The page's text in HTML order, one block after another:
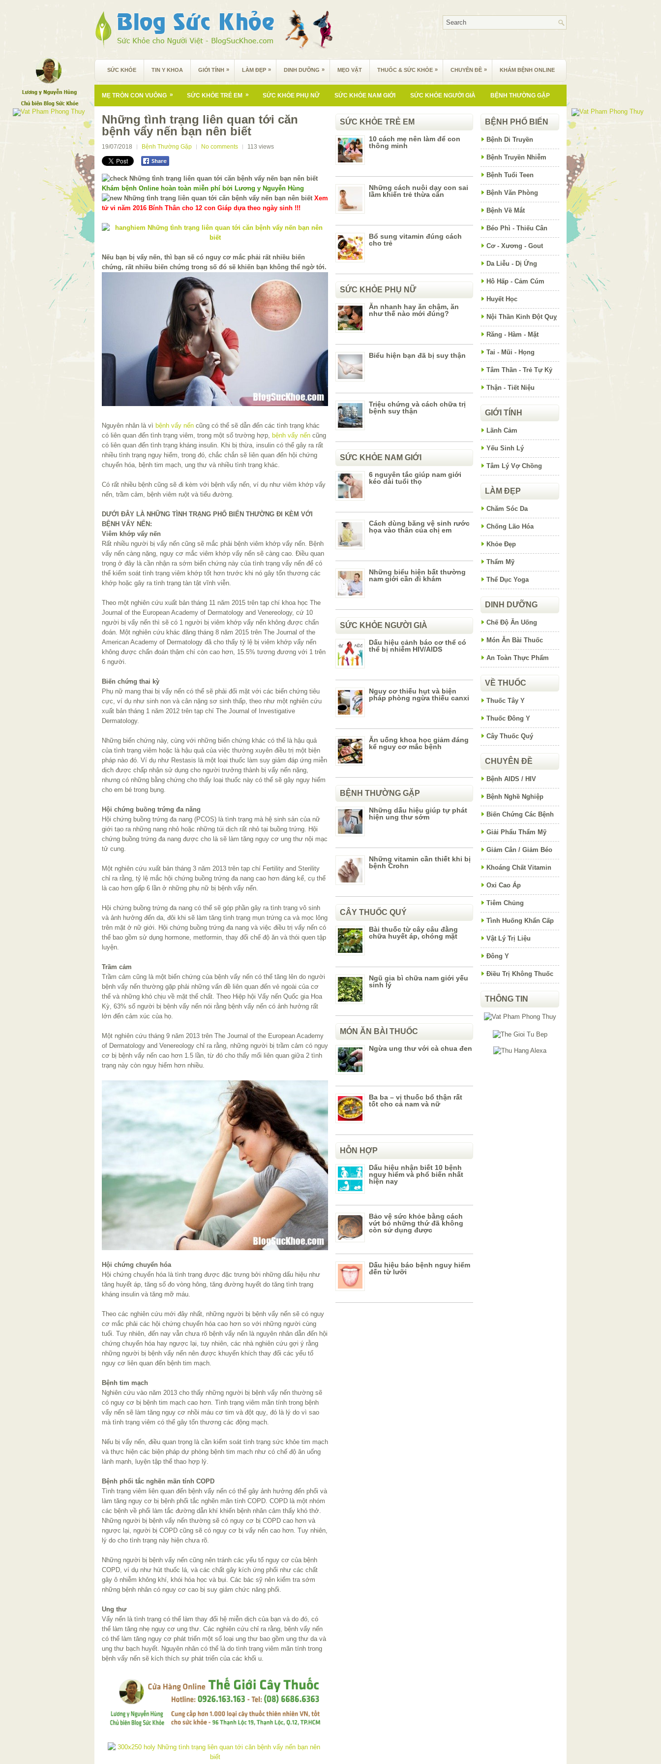
SỨC KHỎE TIN Y KHOA GIỚI TÍNH » LÀM ĐẸP » DINH DƯỠNG » MẸO VẶT THUỐC & SỨC KHỎE » CHUYÊN ĐỀ » KHÁM BỆNH ONLINE
MẸ TRÒN CON VUÔNG » SỨC KHỎE TRẺ EM » SỨC KHỎE PHỤ NỮ SỨC KHỎE NAM GIỚI SỨC KHỎE NGƯỜI GIÀ BỆNH THƯỜNG GẶP
Những tình trạng liên quan tới căn
bệnh vẩy nến bạn nên biết
19/07/2018 Bệnh Thường Gặp No comments 113 views
Khám bệnh Online hoàn toàn miễn phí bởi Lương y Nguyễn Hùng
Xem
tử vi năm 2016 Bính Thân cho 12 con Giáp dựa theo ngày sinh !!!
Nếu bạn bị vẩy nến, thì bạn sẽ có nguy cơ mắc phải rất nhiều biến
chứng, rất nhiều biến chứng trong số đó sẽ khiến bạn không thể ngờ tới.
Nguyên nhân là vì bệnh vẩy nến cũng có thể sẽ dẫn đến các tình trạng khác
có liên quan đến tình trạng viêm, trong một số trường hợp,
bệnh vẩy nến cũng
có liên quan đến tình trạng kháng insulin. Khi bị thừa, insulin có thể gây ra rất
nhiều tình trạng nguy hiểm, trong đó, chắc chắn sẽ liên quan đến hội chứng
chuyển hóa, bệnh tim mạch, ung thư và nhiều tình trạng khác.
Có rất nhiều bệnh cũng sẽ đi kèm với bệnh vẩy nến, ví dụ như viêm khớp vẩy
nến, trầm cảm, bệnh viêm ruột và tiểu đường.
DƯỚI ĐÂY LÀ NHỮNG TÌNH TRẠNG PHỔ BIẾN THƯỜNG ĐI KÈM VỚI
BỆNH VẨY NẾN:
Viêm khớp vẩy nến
Rất nhiều người bị vẩy nến cũng sẽ mắc phải bệnh viêm khớp vẩy nến. Bệnh
vẩy nến càng nặng, nguy cơ mắc viêm khớp vẩy nến sẽ càng cao. Điều quan
trọng ở đây là cần nhận ra sớm biến chứng này của tình trạng vẩy nến để có
thể kiểm soát tình trạng viêm khớp tốt hơn trước khi nó gây tổn thương các
khớp hoặc gây ra tình trạng tàn tật vĩnh viễn.
Theo một nghiên cứu xuất bản tháng 11 năm 2015 trên tạp chí khoa học The
Journal of the European Academy of Dermatology and Venereology, cứ 10
người bị vẩy nến thì sẽ có 1 người bị viêm khớp vẩy nến không được chẩn
đoán. Một nghiên cứu khác đăng tháng 8 năm 2015 trên The Journal of the
American Academy of Dermatology đã cho thấy tỷ lệ bị viêm khớp vẩy nến
không được chẩn đoán thậm chí còn cao hơn, 15.5% tương đương với 1 trên
6 người.
Biến chứng thai kỳ
Phụ nữ mang thai bị vẩy nến có thể sẽ phải đối mặt với các biến chứng tiêu
cực, ví dụ như sinh non và cân nặng sơ sinh thấp, theo như một nghiên cứu
xuất bản tháng 1 năm 2012 trên tạp chí The Journal of Investigative
Dermatology.
Những biến chứng này, cùng với những biến chứng khác có thể là hậu quả
của tình trạng viêm hoặc là hậu quả của việc thường xuyên điều trị một biện
pháp nào đó. Ví dụ như Restasis là một loại thuốc làm suy giảm đáp ứng miễn
dịch được chấp nhận sử dụng cho người trưởng thành bị vẩy nến nặng,
nhưng có những bằng chứng cho thấy loại thuốc này có thể sẽ gây nguy hiểm
cho em bé trong bụng.
Hội chứng buồng trứng đa năng
Hội chứng buồng trứng đa nang (PCOS) là tình trạng mà hệ sinh sản của nữ
giới tạo ra những nang nhỏ hoặc những túi dịch rất nhỏ tại buồng trứng. Hội
chứng buồng trứng đa nang được cho là sẽ làm tăng nguy cơ ung thư nội mạc
tử cung.
Một nghiên cứu xuất bản tháng 3 năm 2013 trên tạp chí Fertility and Sterility
chỉ ra rằng, tỷ lệ mắc hội chứng buồng trứng đa nang cao hơn đáng kể, cụ thể
là cao hơn gấp 6 lần ở những phụ nữ bị bệnh vẩy nến.
Hội chứng buồng trứng đa nang có thể sẽ góp phần gây ra tình trạng vô sinh
và ảnh hưởng đến da, đôi khi sẽ làm tăng tình trạng mụn trứng ca và mọc lông
trên mặt ở nữ giới. Hội chứng buồng trứng đa nang và việc điều trị vẩy nến có
thể bao gồm sử dụng hormone, metformin, thay đổi chế độ ăn và thói quen tập
luyện.
Trầm cảm
Trầm cảm cũng là một biến chứng của bệnh vẩy nến có thể tăng lên do người
bệnh vẩy nến thường gặp phải những vấn đề liên quan đến vẻ ngoài của cơ
thể và những khó chịu về mặt thể chất. Theo Hiệp hội Vẩy nến Quốc gia Hoa
Kỳ, 63% số người bị bệnh vẩy nến nói rằng bệnh vẩy nến có ảnh hưởng rất
lớn đến cảm xúc của họ.
Một nghiên cứu tháng 9 năm 2013 trên The Journal of the European Academy
of Dermatology and Venereology chỉ ra rằng, những người bị trầm cảm có nguy
cơ bị bệnh vẩy nến cao hơn 1.5 lần, từ đó cho thấy mối liên quan giữa 2 tình
trạng này còn nguy hiểm hơn nhiều.
Hội chứng chuyển hóa
Hội chứng chuyển hóa là tình trạng được đặc trưng bởi những dấu hiệu như
tăng huyết áp, tăng số đo vòng hông, tăng đường huyết do tăng tình trạng
kháng insulin và tăng mỡ máu.
Theo các nghiên cứu mới đây nhất, những người bị bệnh vẩy nến sẽ có nguy
cơ mắc phải các hội chứng chuyển hóa cao hơn so với những người cùng
tuổi. Tuy nhiên, đến nay vẫn chưa rõ bệnh vẩy nến là nguyên nhân dẫn đến hội
chứng chuyển hóa hay ngược lại, tuy nhiên, các nhà nghiên cứu gợi ý rằng
những người bị bệnh vẩy nến nên được khuyến khích thay đổi các yếu tố
nguy cơ liên quan đến bệnh tim mạch.
Bệnh tim mạch
Nghiên cứu vào năm 2013 cho thấy những người bị bệnh vẩy nến thường sẽ
có nguy cơ bị bệnh tim mạch cao hơn. Tình trạng viêm mãn tính trong bệnh
vẩy nến sẽ làm tăng nguy cơ nhồi máu cơ tim và đột quỵ, đó là lý do vì sao
mà tình trạng viêm có thể gây tổn thương các động mạch.
Nếu bị vẩy nến, điều quan trọng là cần kiểm soát tình trạng sức khỏe tim mạch
và thực hiện các biện pháp dự phòng bệnh tim mạch như có chế độ ăn uống
lành mạnh, luyện tập thể thao hợp lý.
Bệnh phổi tắc nghẽn mãn tính COPD
Tình trạng viêm liên quan đến bệnh vẩy nến có thể gây ảnh hưởng đến phổi và
làm tăng nguy cơ bị bệnh phổi tắc nghẽn mãn tính COPD. COPD là một nhóm
các bệnh về phổi làm tắc đường dẫn khí khiến bệnh nhân cảm thấy khó thở.
Những người bị bệnh vẩy nến thường sẽ có nguy cơ bị COPD cao hơn và
ngược lại, người bị COPD cũng sẽ có nguy cơ bị vẩy nến cao hơn. Tuy nhiên,
lý do cho tình trạng này hiện chưa rõ.
Những người bị bệnh vẩy nến cũng nên tránh các yếu tố nguy cơ của bệnh
COPD, ví dụ như hút thuốc lá, và các chất gây kích ứng phổi như các chất
gây ô nhiễm không khí, khói hóa học và bụi. Các bác sỹ nên kiểm tra sớm
những bệnh nhân có nguy cơ cao bị suy giảm chức năng phổi.
Ung thư
Vẩy nến là tình trạng có thể làm thay đổi hệ miễn dịch của bạn và do đó, có
thể làm tăng nhẹ nguy cơ ung thư. Các nghiên cứu chỉ ra rằng, bệnh vẩy nến
có thể làm tăng nguy cơ phát triển một số loại ung thư bao gồm ung thư da và
ung thư bạch huyết. Nguyên nhân có thể là do tình trạng viêm mãn tính trong
bệnh vẩy nến sẽ kích thích sự phát triển của các khối u.
SỨC KHỎE TRẺ EM
10 cách mẹ nên làm để con
thông minh
Những cách nuôi dạy con sai
lầm khiến trẻ thừa cân
Bổ sung vitamin đúng cách
cho trẻ
SỨC KHỎE PHỤ NỮ
Ăn nhanh hay ăn chậm, ăn
như thế nào mới đúng?
Biểu hiện bạn đã bị suy thận
Triệu chứng và cách chữa trị
bệnh suy thận
SỨC KHỎE NAM GIỚI
6 nguyên tắc giúp nam giới
kéo dài tuổi thọ
Cách dùng băng vệ sinh rước
họa vào thân của chị em
Những biểu hiện bất thường
nam giới cần đi khám
SỨC KHỎE NGƯỜI GIÀ
Dấu hiệu cảnh báo cơ thể có
thể bị nhiễm HIV/AIDS
Nguy cơ thiếu hụt và biện
pháp phòng ngừa thiếu canxi
Ăn uống khoa học giảm đáng
kể nguy cơ mắc bệnh
BỆNH THƯỜNG GẶP
Những dấu hiệu giúp tự phát
hiện ung thư sớm
Những vitamin cần thiết khi bị
bệnh Crohn
CÂY THUỐC QUÝ
Bài thuốc từ cây câu đằng
chữa huyết áp, chóng mặt
Ngũ gia bì chữa nam giới yếu
sinh lý
MÓN ĂN BÀI THUỐC
Ngừa ung thư với cà chua đen
Ba ba – vị thuốc bổ thận rất
tốt cho cả nam và nữ
HỖN HỢP
Dấu hiệu nhận biết 10 bệnh
nguy hiểm và phổ biến nhất
hiện nay
Bảo vệ sức khỏe bằng cách
vứt bỏ những thứ đã không
còn sử dụng được
Dấu hiệu báo bệnh nguy hiểm
đến từ lưỡi
BỆNH PHỔ BIẾN
Bệnh Di Truyền
Bệnh Truyền Nhiễm
Bệnh Tuổi Teen
Bệnh Văn Phòng
Bệnh Về Mắt
Béo Phì - Thiếu Cân
Cơ - Xương - Gout
Da Liễu - Dị Ứng
Hô Hấp - Cảm Cúm
Huyết Học
Nội Thần Kinh Đột Quỵ
Răng - Hàm - Mặt
Tai - Mũi - Họng
Tâm Thần - Trẻ Tự Kỷ
Thận - Tiết Niệu
GIỚI TÍNH
Lãnh Cảm
Yếu Sinh Lý
Tâm Lý Vợ Chồng
LÀM ĐẸP
Chăm Sóc Da
Chống Lão Hóa
Khỏe Đẹp
Thẩm Mỹ
Thể Dục Yoga
DINH DƯỠNG
Chế Độ Ăn Uống
Món Ăn Bài Thuốc
An Toàn Thực Phẩm
VỀ THUỐC
Thuốc Tây Y
Thuốc Đông Y
Cây Thuốc Quý
CHUYÊN ĐỀ
Bệnh AIDS / HIV
Bệnh Nghề Nghiệp
Biến Chứng Các Bệnh
Giải Phẩu Thẩm Mỹ
Giảm Cân / Giảm Béo
Khoáng Chất Vitamin
Oxi Cao Áp
Tiêm Chủng
Tình Huống Khẩn Cấp
Vật Lý Trị Liệu
Đông Y
Điều Trị Không Thuốc
THÔNG TIN